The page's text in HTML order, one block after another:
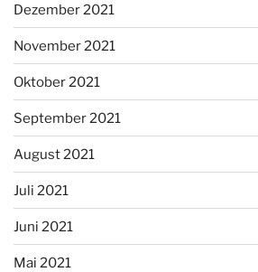
Dezember 2021
November 2021
Oktober 2021
September 2021
August 2021
Juli 2021
Juni 2021
Mai 2021